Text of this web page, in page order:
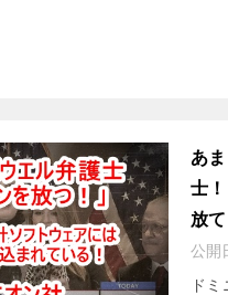
あ
士
放て
公開
ド